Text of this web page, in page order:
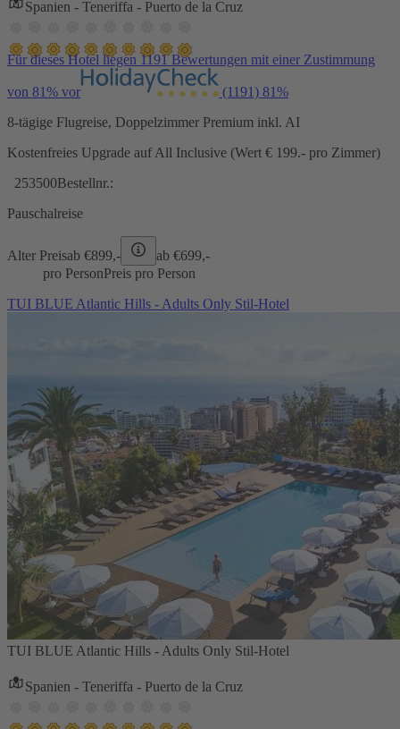
Spanien - Teneriffa - Puerto de la Cruz
Für dieses Hotel liegen 1191 Bewertungen mit einer Zustimmung
von 81% vor (1191) 81%
8-tägige Flugreise, Doppelzimmer Premium inkl. AI
Kostenfreies Upgrade auf All Inclusive (Wert € 199.- pro Zimmer)
253500Bestellnr.:
Pauschalreise
Alter Preisab €899,- ab €699,-
pro PersonPreis pro Person
TUI BLUE Atlantic Hills - Adults Only Stil-Hotel
TUI BLUE Atlantic Hills - Adults Only Stil-Hotel
Spanien - Teneriffa - Puerto de la Cruz